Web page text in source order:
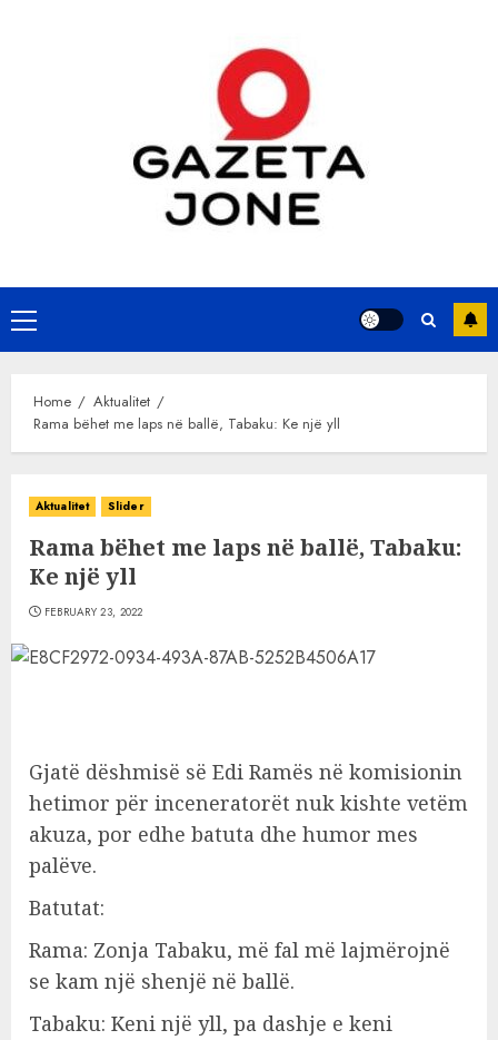
Primary
Menu
Home
Aktualitet
Rama bëhet me laps në ballë, Tabaku: Ke një yll
Aktualitet Slider
Rama bëhet me laps në ballë, Tabaku:
Ke një yll
FEBRUARY 23, 2022
Gjatë dëshmisë së Edi Ramës në komisionin
hetimor për inceneratorët nuk kishte vetëm
akuza, por edhe batuta dhe humor mes
palëve.
Batutat:
Rama: Zonja Tabaku, më fal më lajmërojnë
se kam një shenjë në ballë.
Tabaku: Keni një yll, pa dashje e keni